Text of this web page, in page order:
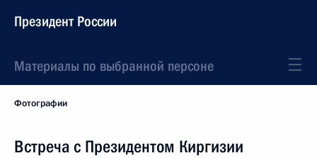
Президент России
Материалы по выбранной персоне
Фотографии
Встреча с Президентом Киргизии